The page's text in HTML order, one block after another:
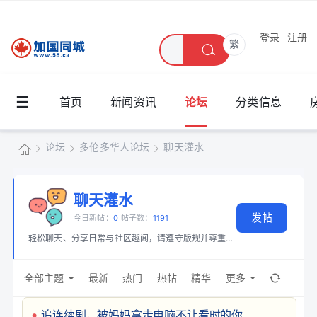
繁
登录 注册
☰ 首页 新闻资讯 论坛 分类信息
城
»
论坛 多伦多华人论坛 聊天灌水
聊天灌水
今日新帖： 0 帖子数： 1191
轻松聊天、分享日常与社区趣闻，请遵守版规并尊重他人。
发帖
全部主题 最新 热门 热帖 精华 更多